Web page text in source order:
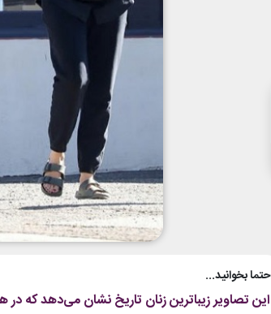
حتما بخوانید...
این تصاویر زیباترین زنان تاریخ نشان می‌دهد که